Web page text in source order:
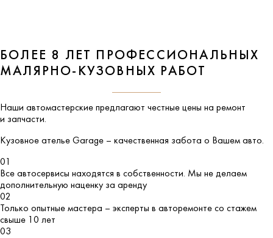
БОЛЕЕ 8 ЛЕТ ПРОФЕССИОНАЛЬНЫХ
МАЛЯРНО-КУЗОВНЫХ РАБОТ
Наши автомастерские предлагают честные цены на ремонт
и запчасти.
Кузовное ателье Garage – качественная забота о Вашем авто.
01
Все автосервисы находятся в собственности. Мы не делаем
дополнительную наценку за аренду
02
Только опытные мастера – эксперты в авторемонте со стажем
свыше 10 лет
03